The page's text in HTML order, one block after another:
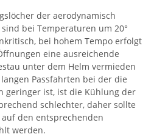
der aerodynamisch
bei Temperaturen um 20°
bei hohem Tempo erfolgt
eine ausreichende
unter dem Helm vermieden
Passfahrten bei der die
geringer ist, ist die Kühlung der
schlechter, daher sollte
den entsprechenden
werden.